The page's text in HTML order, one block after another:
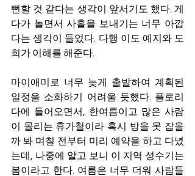
뻔할 것 같다는 생각이 앞서기도 했다. 게
다가 놀면서 사흘을 보내기는 너무 아깝
다는 생각이 들었다. 다행 이도 예지와 도
희가 이해를 해준다.
마이애미로 너무 늦게 출발하여 계획된
일정을 소화하기 어려울 듯했다. 플로리
다에 들어오면서, 한여름이고 많은 사람
이 몰리는 휴가철이라 혹시 방을 못 잡을
까 봐 며칠 전부터 미리 예약을 하고 다녔
는데, 나중에 알고 보니 이 지역 성수기는
봄이라고 한다. 여름은 너무 더워 사람들